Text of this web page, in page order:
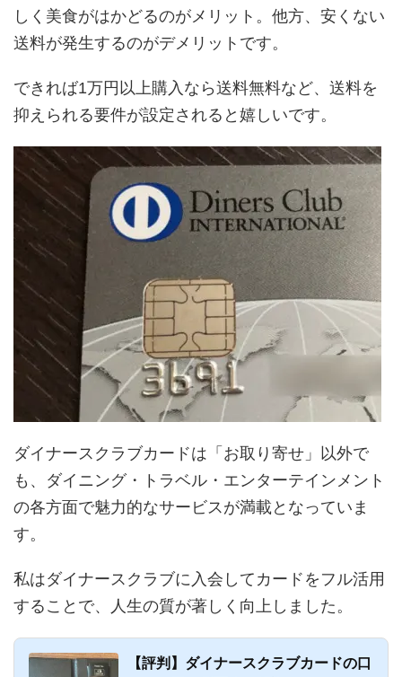
しく美食がはかどるのがメリット。他方、安くない
送料が発生するのがデメリットです。
できれば1万円以上購入なら送料無料など、送料を
抑えられる要件が設定されると嬉しいです。
ダイナースクラブカードは「お取り寄せ」以外で
も、ダイニング・トラベル・エンターテインメント
の各方面で魅力的なサービスが満載となっていま
す。
私はダイナースクラブに入会してカードをフル活用
することで、人生の質が著しく向上しました。
【評判】ダイナースクラブカードの口